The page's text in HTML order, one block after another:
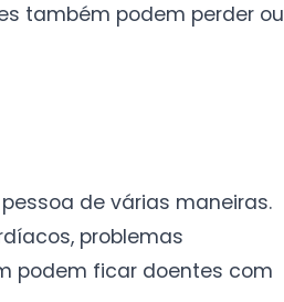
também podem perder ou
de várias maneiras.
problemas
podem ficar doentes com